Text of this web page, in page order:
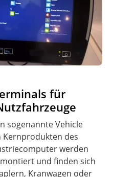
für
sogenannte Vehicle
Kernprodukten des
werden
montiert und finden sich
Kranwagen oder